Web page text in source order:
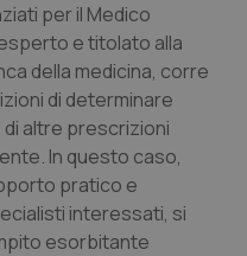
per il Medico
e titolato alla
della medicina, corre
di determinare
altre prescrizioni
In questo caso,
pratico e
interessati, si
esorbitante